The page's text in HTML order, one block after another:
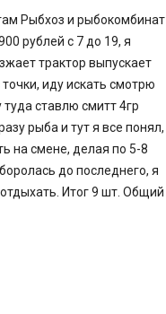
Рыбхоз и рыбокомбинат
рублей с 7 до 19, я
трактор выпускает
иду искать смотрю
ставлю смитт 4гр
рыба и тут я все понял,
на смене, делая по 5-8
до последнего, я
Итог 9 шт. Общий